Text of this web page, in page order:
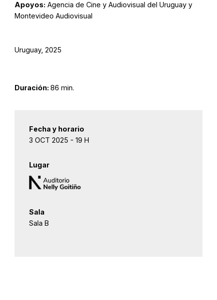
Apoyos: Agencia de Cine y Audiovisual del Uruguay y
Montevideo Audiovisual
Uruguay, 2025
Duración: 86 min.
Fecha y horario
3 OCT 2025 - 19 H
Lugar
Sala
Sala B